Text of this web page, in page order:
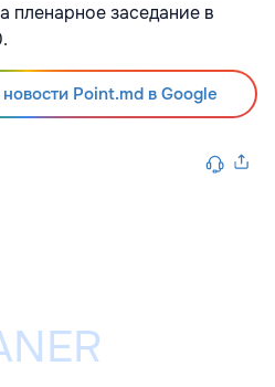
пленарное заседание в
Point.md в Google